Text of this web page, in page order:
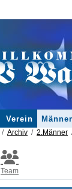
Verein Männer
Archiv 2.Männer
Team